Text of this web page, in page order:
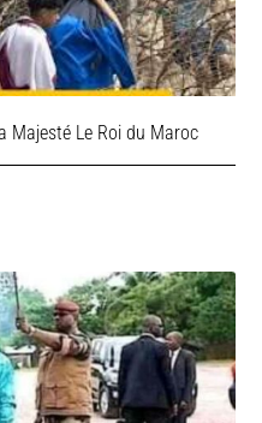
Majesté Le Roi du Maroc